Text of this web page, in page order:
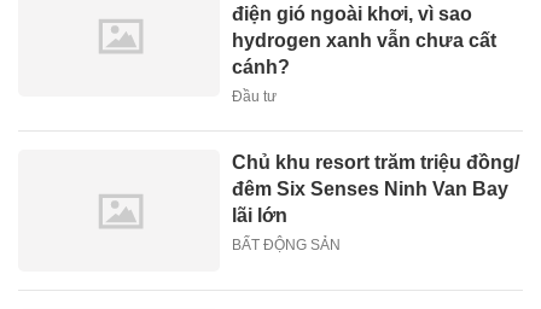
điện gió ngoài khơi, vì sao
hydrogen xanh vẫn chưa cất
cánh?
Đầu tư
Chủ khu resort trăm triệu đồng/
đêm Six Senses Ninh Van Bay
lãi lớn
BẤT ĐỘNG SẢN